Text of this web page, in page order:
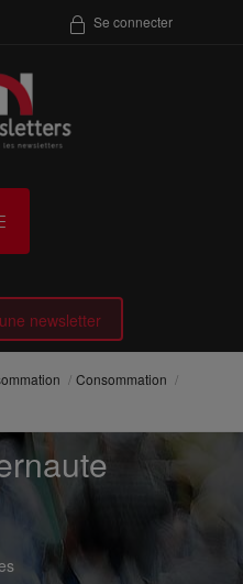
Se connecter
newsletter
Consommation